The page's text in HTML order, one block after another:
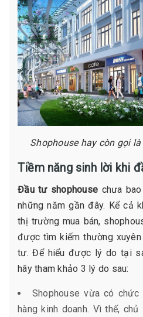
Shophouse hay còn gọi
Tiềm năng sinh lời khi
Đầu tư shophouse chưa
những năm gần đây. Kể cả
thị trường mua bán,
được tìm kiếm thường
tư. Để hiểu được lý do tại
hãy tham khảo 3 lý do sau:
Shophouse vừa có
hàng kinh doanh. Vì thế,